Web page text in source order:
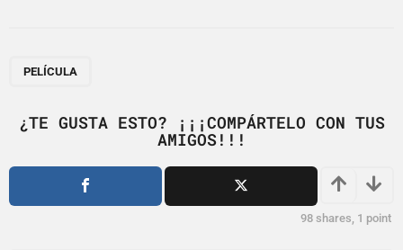
a
i
PELÍCULA
¿TE GUSTA ESTO? ¡¡¡COMPÁRTELO CON TUS
AMIGOS!!!
98 shares, 1 point